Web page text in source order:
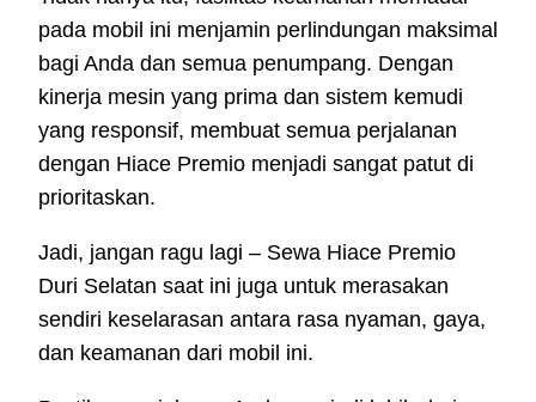
pada mobil ini menjamin perlindungan maksimal
bagi Anda dan semua penumpang. Dengan
kinerja mesin yang prima dan sistem kemudi
yang responsif, membuat semua perjalanan
dengan Hiace Premio menjadi sangat patut di
prioritaskan.
Jadi, jangan ragu lagi – Sewa Hiace Premio
Duri Selatan saat ini juga untuk merasakan
sendiri keselarasan antara rasa nyaman, gaya,
dan keamanan dari mobil ini.